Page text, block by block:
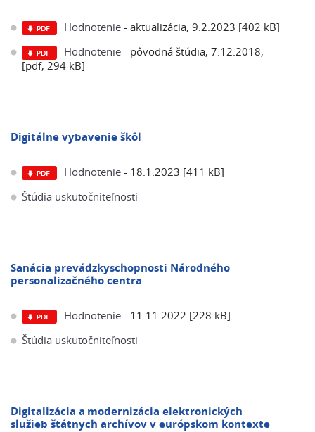
Hodnotenie - aktualizácia, 9.2.2023 [402 kB]
Hodnotenie - pôvodná štúdia, 7.12.2018,
[pdf, 294 kB]
Digitálne vybavenie škôl
Hodnotenie - 18.1.2023 [411 kB]
Štúdia uskutočniteľnosti
Sanácia prevádzkyschopnosti Národného
personalizačného centra
Hodnotenie - 11.11.2022 [228 kB]
Štúdia uskutočniteľnosti
Digitalizácia a modernizácia elektronických
služieb štátnych archívov v európskom kontexte